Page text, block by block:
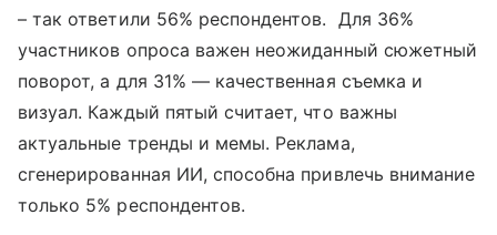
– так ответили 56% респондентов. Для 36%
участников опроса важен неожиданный сюжетный
поворот, а для 31% — качественная съемка и
визуал. Каждый пятый считает, что важны
актуальные тренды и мемы. Реклама,
сгенерированная ИИ, способна привлечь внимание
только 5% респондентов.